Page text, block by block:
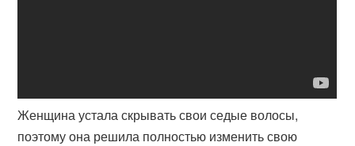
Женщина устала скрывать свои седые волосы,
поэтому она решила полностью изменить свою